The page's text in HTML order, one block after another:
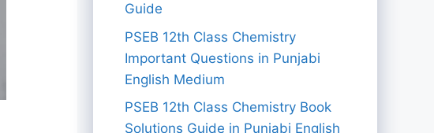
Guide
PSEB 12th Class Chemistry
Important Questions in Punjabi
English Medium
PSEB 12th Class Chemistry Book
Solutions Guide in Punjabi English